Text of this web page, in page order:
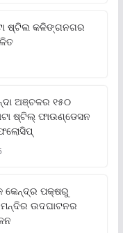
ଷ୍ଟିଲ କଳିଙ୍ଗନଗର
ଅଞ୍ଚଳର ୧୫୦
ଷ୍ଟିଲ୍ ଫାଉଣ୍ଡେସନ
କେନ୍ଦ୍ର ପକ୍ଷରୁ
ମନ୍ଦିର ଉଦଘାଟନର